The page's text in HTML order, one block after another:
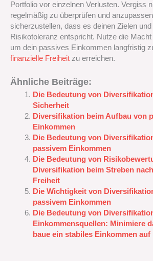
Portfolio vor einzelnen Verlusten. Vergiss
regelmäßig zu überprüfen und
sicherzustellen, dass es deinen Zielen und
Risikotoleranz entspricht. Nutze die
um dein passives Einkommen langfristig
finanzielle Freiheit zu erreichen.
Ähnliche Beiträge:
Die Bedeutung von
Sicherheit
Diversifikation beim Aufbau von
Einkommen
Die Bedeutung von
passivem Einkommen
Die Bedeutung von
Diversifikation beim Streben
Freiheit
Die Wichtigkeit von
passivem Einkommen
Die Bedeutung von
Einkommensquellen: Minimiere
baue ein stabiles Einkommen auf